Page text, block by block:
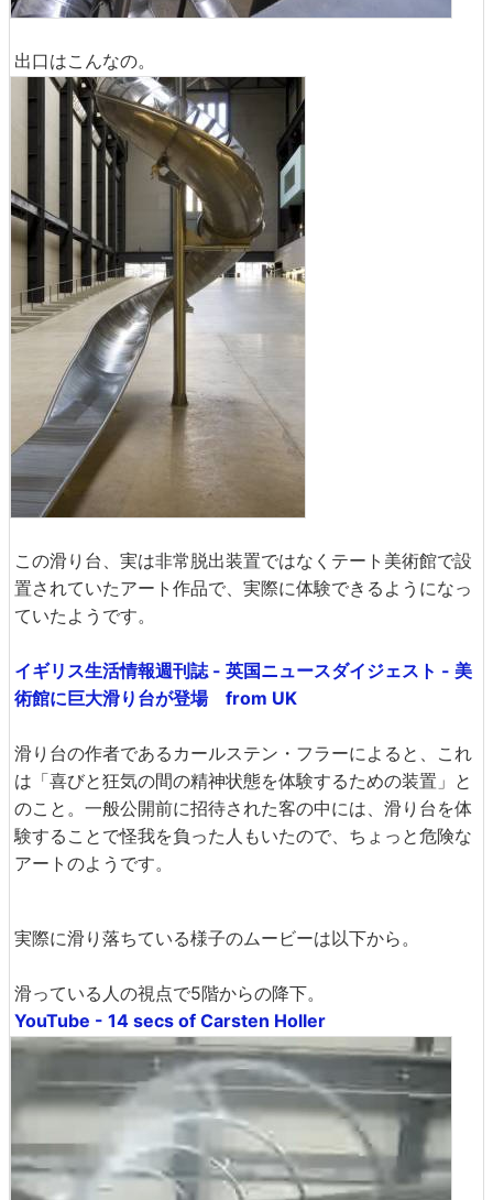
出口はこんなの。
この滑り台、実は非常脱出装置ではなくテート美術館で設
置されていたアート作品で、実際に体験できるようになっ
ていたようです。
イギリス生活情報週刊誌 - 英国ニュースダイジェスト - 美
術館に巨大滑り台が登場 from UK
滑り台の作者であるカールステン・フラーによると、これ
は「喜びと狂気の間の精神状態を体験するための装置」と
のこと。一般公開前に招待された客の中には、滑り台を体
験することで怪我を負った人もいたので、ちょっと危険な
アートのようです。
実際に滑り落ちている様子のムービーは以下から。
滑っている人の視点で5階からの降下。
YouTube - 14 secs of Carsten Holler